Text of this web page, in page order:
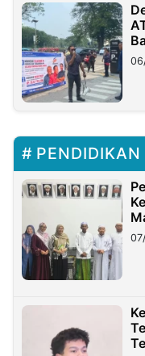
PENDIDIKAN